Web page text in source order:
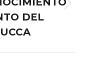
DEL